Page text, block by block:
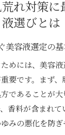
液の刺激性を避
肌両方に適した
きる保湿美容液
湿美容液選びで
る時は低刺激な
れ対策に
液選びとは
美容液選定の
めには、美容液
要です。まず
であることが
香料が含まれ
みの悪化を防ぎ